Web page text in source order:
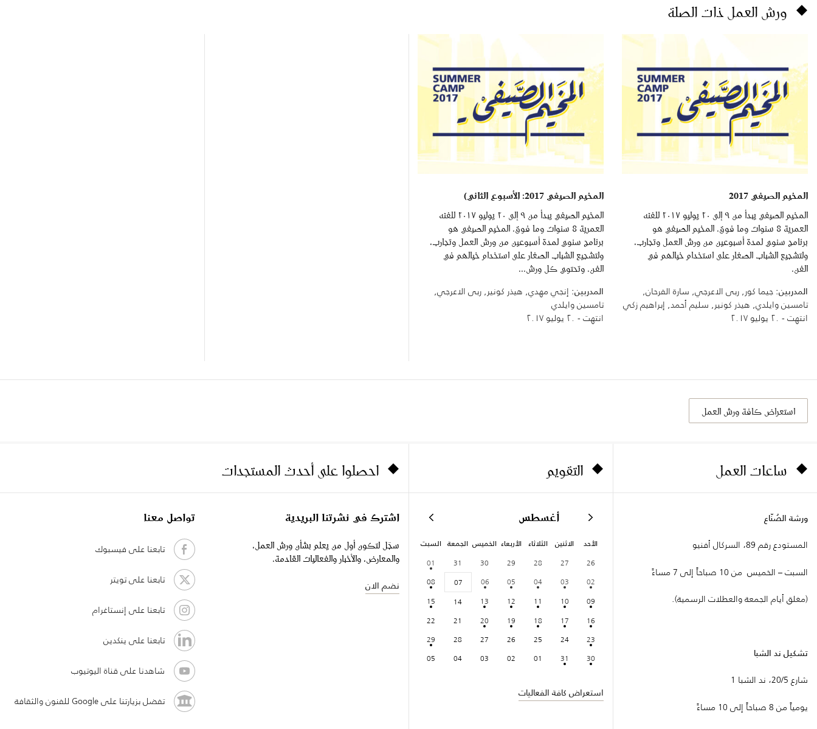
ورش العمل ذات الصلة
المخيم الصيفي 2017
المخيم الصيفي يبدأ من ٩ إلى ٢٠ يوليو ٢٠١٧ للفئه
العمرية 8 سنوات وما فوق. المخيم الصيفي هو
برنامج سنوي لمدة أسبوعين من ورش العمل وتجارب،
ولتشجيع الشباب الصغار على استخدام خيالهم في
الفن.
المدربين: جيما كور, ربى الاعرجي, سارة الفرحان,
تامسين وايلدي, هيذر كونير, سليم أحمد, إبراهيم زكي
انتهت - ٢٠ يوليو ٢٠١٧
المخيم الصيفي 2017: الأسبوع الثاني)
المخيم الصيفي يبدأ من ٩ إلى ٢٠ يوليو ٢٠١٧ للفئه
العمرية 8 سنوات وما فوق. المخيم الصيفي هو
برنامج سنوي لمدة أسبوعين من ورش العمل وتجارب،
ولتشجيع الشباب الصغار على استخدام خيالهم في
الفن. وتحتوي كل ورش...
المدربين: إنجي مهدي, هيذر كونير, ربى الاعرجي,
تامسين وايلدي
انتهت - ٢٠ يوليو ٢٠١٧
استعراض كافة ورش العمل
ساعات العمل
ورشة الصُنّاع
المستودع رقم 89، السركال أفنيو
السبت – الخميس من 10 صباحاً إلى 7 مساءً
(مغلق أيام الجمعة والعطلات الرسمية).
تشكيل ند الشبا
شارع 20/5، ند الشبا 1
يومياً من 8 صباحاً إلى 10 مساءً
التقويم
أغسطس
الأحد الاثنين الثلاثاء الأربعاء الخميس الجمعة السبت
26
27
28
29
30
31
01
02
03
04
05
06
07
08
09
10
11
12
13
14
15
16
17
18
19
20
21
22
23
24
25
26
27
28
29
30
31
01
02
03
04
05
استعراض كافة الفعاليات
احصلوا على أحدث المستجدات
اشترك في نشرتنا البريدية
سجّل لتكون أول من يعلم بشأن ورش العمل،
والمعارض، والأخبار والفعاليات القادمة.
نضم الان
تواصل معنا
تابعنا على فيسبوك
تابعنا على تويتر
تابعنا على إنستاغرام
تابعنا على ينكدين
شاهدنا على قناة اليوتيوب
تفضل بزيارتنا على Google للفنون والثقافة